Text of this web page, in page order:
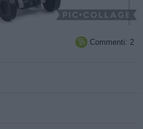
 Commenti: 2